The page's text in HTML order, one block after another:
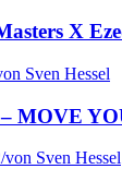
X
Sven Hessel
MOVE
/von Sven Hessel